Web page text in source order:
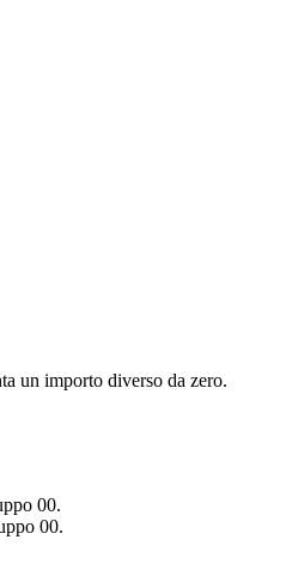
un importo diverso da zero.
00.
00.